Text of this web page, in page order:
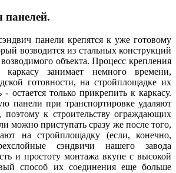
панелей.
панели крепятся к уже готовому
возводится из стальных конструкций
объекта. Процесс крепления
каркасу занимает немного времени,
готовности, на стройплощадке их
остается только прикрепить к каркасу.
панели при транспортировке удаляют
к строительству ограждающих
можно приступать сразу же после того,
на стройплощадку (если, конечно,
сэндвичи нашего завода
и простоту монтажа вкупе с высокой
способ их соединения еще больше